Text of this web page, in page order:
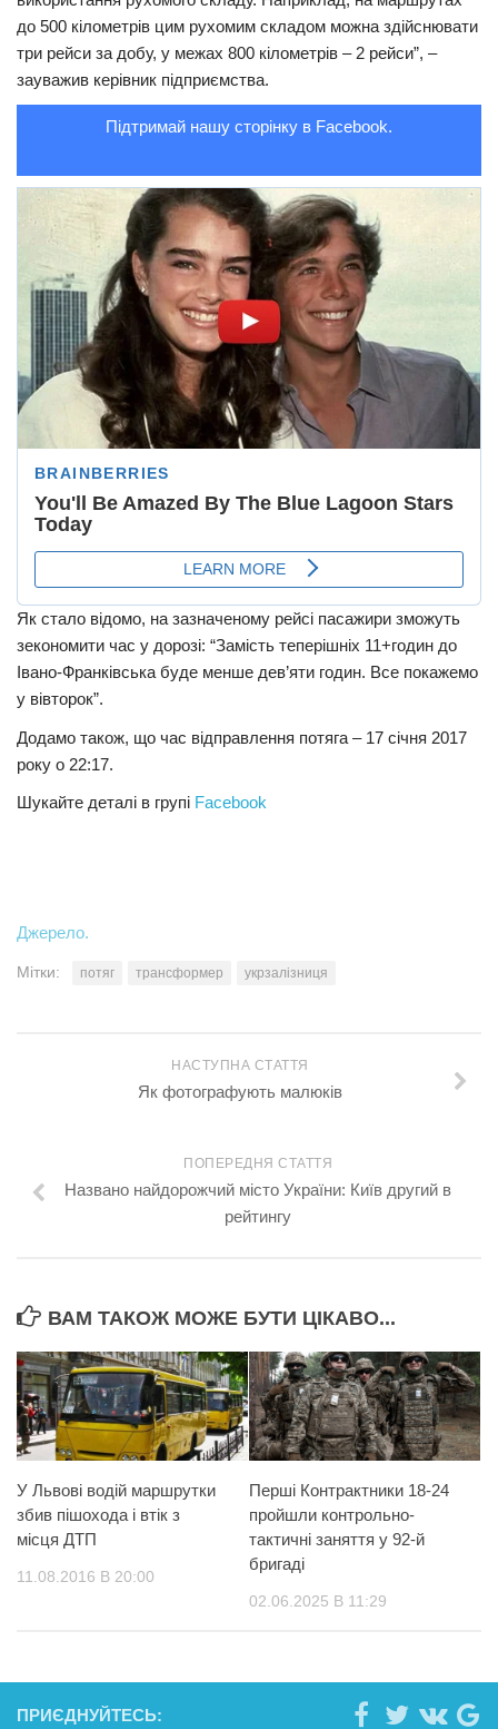
до 500 кілометрів цим рухомим складом можна здійснювати
три рейси за добу, у межах 800 кілометрів – 2 рейси”, –
зауважив керівник підприємства.
Підтримай нашу сторінку в Facebook.
Як стало відомо, на зазначеному рейсі пасажири зможуть
зекономити час у дорозі: “Замість теперішніх 11+годин до
Івано-Франківська буде менше дев’яти годин. Все покажемо
у вівторок”.
Додамо також, що час відправлення потяга – 17 січня 2017
року о 22:17.
Шукайте деталі в групі Facebook
Джерело.
Мітки: потяг трансформер укрзалізниця
НАСТУПНА СТАТТЯ
Як фотографують малюків
ПОПЕРЕДНЯ СТАТТЯ
Названо найдорожчий місто України: Київ другий в
рейтингу
ВАМ ТАКОЖ МОЖЕ БУТИ ЦІКАВО...
У Львові водій маршрутки
збив пішохода і втік з
місця ДТП
11.08.2016 В 20:00
Перші Контрактники 18-24
пройшли контрольно-
тактичні заняття у 92-й
бригаді
02.06.2025 В 11:29
ПРИЄДНУЙТЕСЬ: